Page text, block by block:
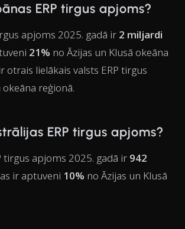
ERP tirgus apjoms?
apjoms 2025. gadā ir 2 miljardi
21% no Āzijas un Klusā okeāna
otrais lielākais valsts ERP tirgus
reģionā.
ERP tirgus apjoms?
tirgus apjoms 2025. gadā ir 942
ir aptuveni 10% no Āzijas un Klusā